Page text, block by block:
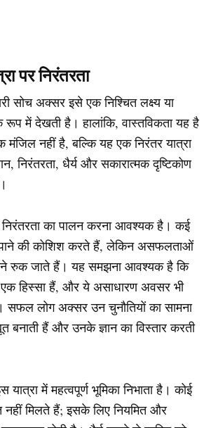
पर निरंतरता
सोच अक्सर इसे एक निश्चित लक्ष्य या
रूप में देखती है। हालांकि, वास्तविकता यह है
नहीं है, बल्कि यह एक निरंतर यात्रा
निरंतरता, धैर्य और सकारात्मक दृष्टिकोण
का पालन करना आवश्यक है। कई
पाने की कोशिश करते हैं, लेकिन असफलताओं
रुक जाते हैं। यह समझना आवश्यक है कि
एक हिस्सा हैं, और ये असाधारण अवसर भी
सफल लोग अक्सर उन चुनौतियों का सामना
बनाती हैं और उनके ज्ञान का विस्तार करती
यात्रा में महत्वपूर्ण भूमिका निभाता है। कोई
नहीं मिलते हैं; इसके लिए नियमित और